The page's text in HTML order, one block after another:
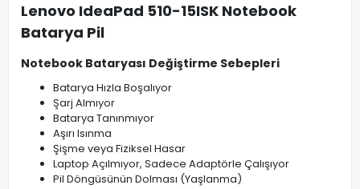
Lenovo IdeaPad 510-15ISK Notebook
Batarya Pil
Notebook Bataryası Değiştirme Sebepleri
Batarya Hızla Boşalıyor
Şarj Almıyor
Batarya Tanınmıyor
Aşırı Isınma
Şişme veya Fiziksel Hasar
Laptop Açılmıyor, Sadece Adaptörle Çalışıyor
Pil Döngüsünün Dolması (Yaşlanma)